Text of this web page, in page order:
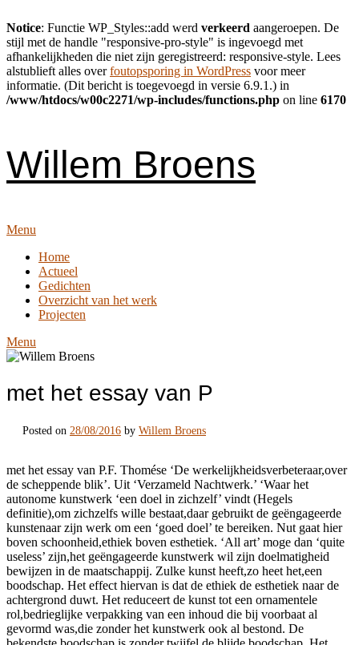
Notice: Functie WP_Styles::add werd verkeerd aangeroepen. De
stijl met de handle "responsive-pro-style" is ingevoegd met
afhankelijkheden die niet zijn geregistreerd: responsive-style. Lees
alstublieft alles overfoutopsporing in WordPress voor meer
informatie. (Dit bericht is toegevoegd in versie 6.9.1.) in
/www/htdocs/w00c2271/wp-includes/functions.php on line 6170
Willem Broens
Menu
Home
Actueel
Gedichten
Overzicht van het werk
Projecten
Menu
met het essay van P
Posted on 28/08/2016 by Willem Broens
met het essay van P.F. Thomése ‘De werkelijkheidsverbeteraar,over
de scheppende blik’. Uit ‘Verzameld Nachtwerk.’ ‘Waar het
autonome kunstwerk ‘een doel in zichzelf’ vindt (Hegels
definitie),om zichzelfs wille bestaat,daar gebruikt de geëngageerde
kunstenaar zijn werk om een ‘goed doel’ te bereiken. Nut gaat hier
boven schoonheid,ethiek boven esthetiek. ‘All art’ moge dan ‘quite
useless’ zijn,het geëngageerde kunstwerk wil zijn doelmatigheid
bewijzen in de maatschappij. Zulke kunst heeft,zo heet het,een
boodschap. Het effect hiervan is dat de ethiek de esthetiek naar de
achtergrond duwt. Het reduceert de kunst tot een ornamentele
rol,bedrieglijke verpakking van een inhoud die bij voorbaat al
gevormd was,die zonder het kunstwerk ook al bestond. De